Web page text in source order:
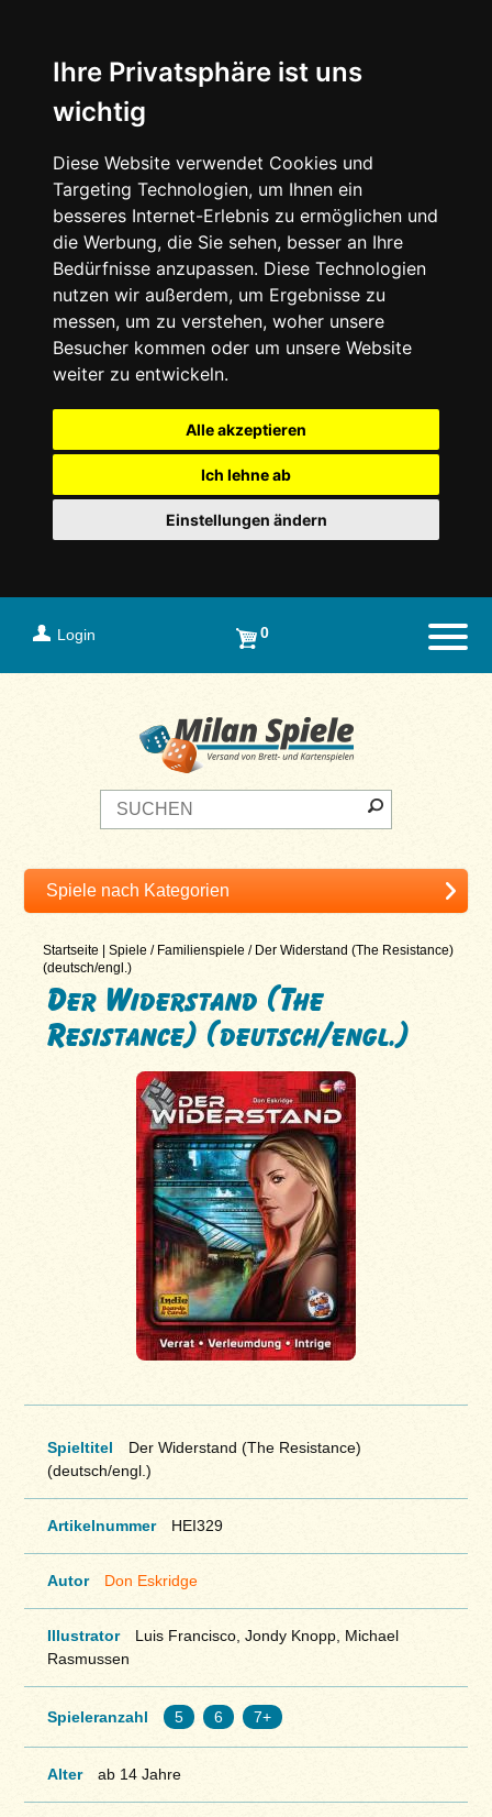
Ihre Privatsphäre ist uns
wichtig
Diese Website verwendet Cookies und
Targeting Technologien, um Ihnen ein
besseres Internet-Erlebnis zu ermöglichen und
die Werbung, die Sie sehen, besser an Ihre
Bedürfnisse anzupassen. Diese Technologien
nutzen wir außerdem, um Ergebnisse zu
messen, um zu verstehen, woher unsere
Besucher kommen oder um unsere Website
weiter zu entwickeln.
Alle akzeptieren
Ich lehne ab
Einstellungen ändern
Login 0
Startseite |Spiele / Familienspiele / Der Widerstand (The Resistance)
(deutsch/engl.)
Der Widerstand (The
Resistance) (deutsch/engl.)
Spieltitel
Der Widerstand (The Resistance)
(deutsch/engl.)
Artikelnummer HEI329
Autor Don Eskridge
Illustrator
Luis Francisco, Jondy Knopp, Michael
Rasmussen
Spieleranzahl 5 6 7+
Alter ab 14 Jahre